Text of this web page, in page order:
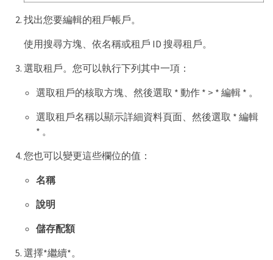
找出您要編輯的租戶帳戶。
使用搜尋方塊、依名稱或租戶 ID 搜尋租戶。
選取租戶。您可以執行下列其中一項：
選取租戶的核取方塊、然後選取 * 動作 * > * 編輯 * 。
選取租戶名稱以顯示詳細資料頁面、然後選取 * 編輯
* 。
您也可以變更這些欄位的值：
名稱
說明
儲存配額
選擇*繼續*。